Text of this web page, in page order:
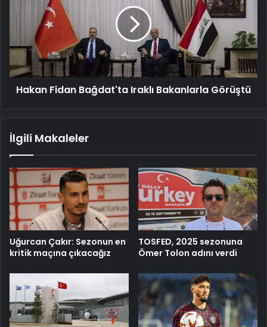
Bakanlarla
Görüştü
Hakan Fidan Bağdat'ta Iraklı Bakanlarla Görüştü
İlgili Makaleler
Uğurcan Çakır: Sezonun en
kritik maçına çıkacağız
TOSFED, 2025 sezonuna
Ömer Tolon adını verdi